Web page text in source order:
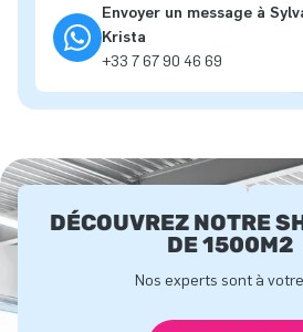
Envoyer un message à
Krista
+33 7 67 90 46 69
DÉCOUVREZ NOTRE
DE 1500M2
Nos experts sont à